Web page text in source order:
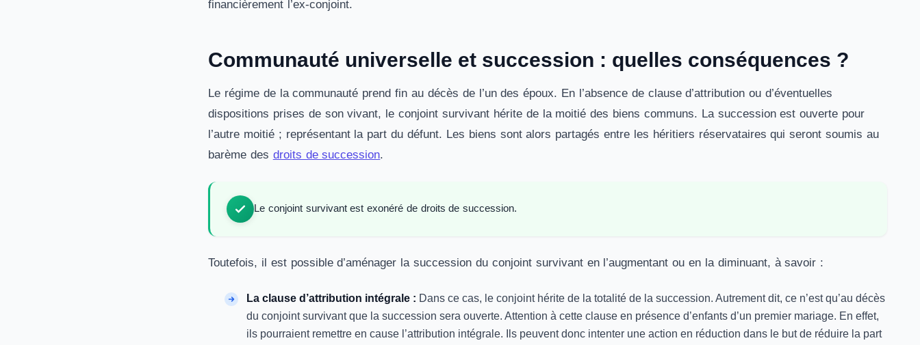
financièrement l’ex-conjoint.
Communauté universelle et succession : quelles conséquences ?
Le régime de la communauté prend fin au décès de l’un des époux. En l’absence de clause d’attribution ou d’éventuelles
dispositions prises de son vivant, le conjoint survivant hérite de la moitié des biens communs. La succession est ouverte pour
l’autre moitié ; représentant la part du défunt. Les biens sont alors partagés entre les héritiers réservataires qui seront soumis au
barème des droits de succession.
Le conjoint survivant est exonéré de droits de succession.
Toutefois, il est possible d’aménager la succession du conjoint survivant en l’augmentant ou en la diminuant, à savoir :
La clause d’attribution intégrale : Dans ce cas, le conjoint hérite de la totalité de la succession. Autrement dit, ce n’est qu’au décès
du conjoint survivant que la succession sera ouverte. Attention à cette clause en présence d’enfants d’un premier mariage. En effet,
ils pourraient remettre en cause l’attribution intégrale. Ils peuvent donc intenter une action en réduction dans le but de réduire la part